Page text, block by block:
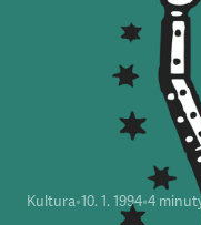
Kultura•10. 1. 1994•4